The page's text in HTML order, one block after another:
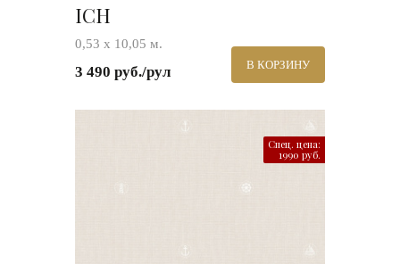
ICH
0,53 х 10,05 м.
3 490 руб./рул В КОРЗИНУ
Спец. цена:
1990 руб.